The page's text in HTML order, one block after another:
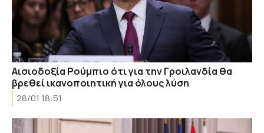
Αισιοδοξία Ρούμπιο ότι για την Γροιλανδία θα
βρεθεί ικανοποιητική για όλους λύση
28/01 18:51